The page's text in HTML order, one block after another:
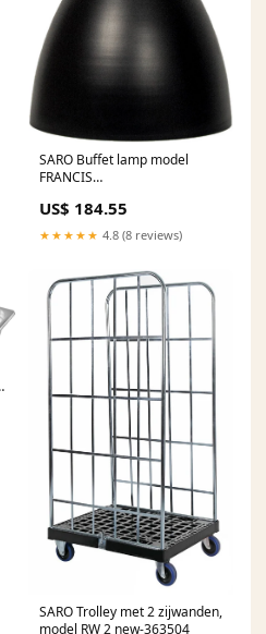
SARO Buffet lamp model
FRANCIS
generator
US$ 184.55
★★★★★ 4.8 (8 reviews)
SARO Trolley met 2 zijwanden,
model RW 2 new-363504